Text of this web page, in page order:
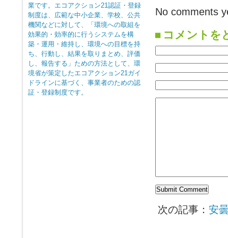
業です。エコアクション21認証・登録
制度は、広範な中小企業、学校、公共
機関などに対して、「環境への取組を
効果的・効率的に行うシステムを構
築・運用・維持し、環境への目標を持
ち、行動し、結果を取りまとめ、評価
し、報告する」ための方法として、環
境省が策定したエコアクション21ガイ
ドラインに基づく、事業者のための認
証・登録制度です。
No comments
コメントを
次の記事： 安